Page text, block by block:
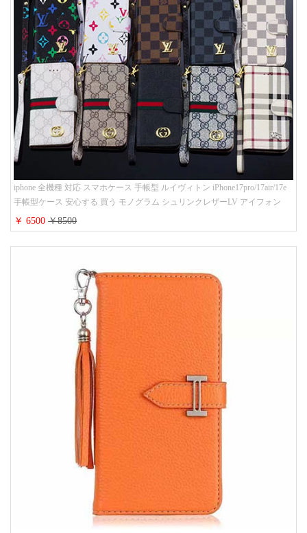
iphone 全機種 対応 スマホケース 手帳型 ルイヴィトン iPhone17pro/17air/17e
手帳型ケース 安心する 買う モノグラム シュリンクレザーLV アイフォン
16/16promaxスマホケース 手帳 多機能 グッチiphone15pro/14/13携帯ケース 大
人 レディース メンズ ストラップ付き
￥ 6500￥8500